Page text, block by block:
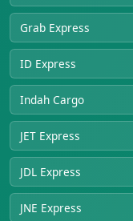
Grab Express
ID Express
Indah Cargo
JET Express
JDL Express
JNE Express